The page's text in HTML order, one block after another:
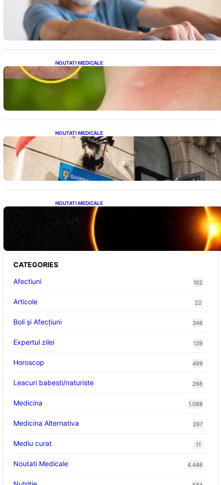
Îmbunătățirea sănătății cardiovasculare:
Patru exerciții simple pentru reducerea
tensiunii arteriale la domiciliu
NOUTATI MEDICALE
Cum bacteriile pielii influențează atracția
țânțarilor: O nouă viziune asupra alegerii
NOUTATI MEDICALE
Investiția Ministerului Sănătății: 174 de
milioane de lei pentru modernizarea
sistemului sanitar din România
NOUTATI MEDICALE
Eclipsa de Soare din august 2026: Un
Spectacol Astronomic Pe Cerul României
CATEGORIES
Afectiuni
102
Articole 22
Boli și Afecțiuni 346
Expertul zilei 139
Horoscop 499
Leacuri babesti/naturiste 266
Medicina 1.088
Medicina Alternativa 267
Mediu curat 11
Noutati Medicale 4.446